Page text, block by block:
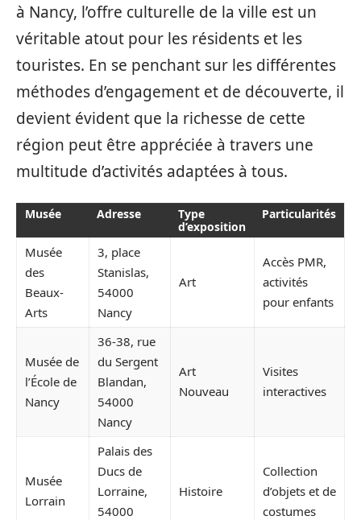
à Nancy, l’offre culturelle de la ville est un
véritable atout pour les résidents et les
touristes. En se penchant sur les différentes
méthodes d’engagement et de découverte, il
devient évident que la richesse de cette
région peut être appréciée à travers une
multitude d’activités adaptées à tous.
Musée Adresse
Type
d’exposition
Particularités
Musée
des
Beaux-
Arts
3, place
Stanislas,
54000
Nancy
Art
Accès PMR,
activités
pour enfants
Musée de
l’École de
Nancy
36-38, rue
du Sergent
Blandan,
54000
Nancy
Art
Nouveau
Visites
interactives
Musée
Lorrain
Palais des
Ducs de
Lorraine,
54000
Histoire
Collection
d’objets et de
costumes